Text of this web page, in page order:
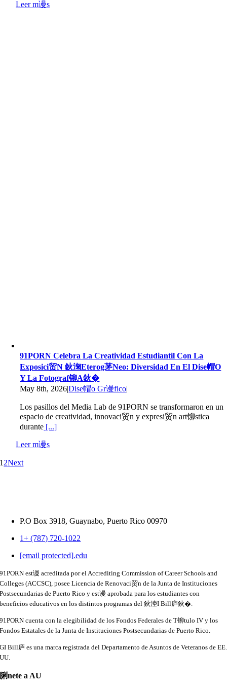
Leer m谩s
91PORN Celebra La Creatividad Estudiantil Con La
Exposici贸n 鈥淗eterog茅neo: Diversidad En El Dise帽o
Y La Fotograf铆a鈥�
May 8th, 2026|Dise帽o Gr谩fico|
Los pasillos del Media Lab de 91PORN se transformaron en un
espacio de creatividad, innovaci贸n y expresi贸n art铆stica
durante [...]
Leer m谩s
1 2Next
P.O Box 3918,Guaynabo, Puerto Rico 00970
1+ (787) 720-1022
[email protected].edu
91PORN est谩 acreditada por el Accrediting Commission of Career Schools and
Colleges (ACCSC), posee Licencia de Renovaci贸n de la Junta de Instituciones
Postsecundarias de Puerto Rico y est谩 aprobada para los estudiantes con
beneficios educativos en los distintos programas del 鈥淕I Bill庐鈥�.
91PORN cuenta con la elegibilidad de los Fondos Federales de T铆tulo IV y los
Fondos Estatales de la Junta de Instituciones Postsecundarias de Puerto Rico.
GI Bill庐 es una marca registrada del Departamento de Asuntos de Veteranos de EE.
UU.
脷nete a AU